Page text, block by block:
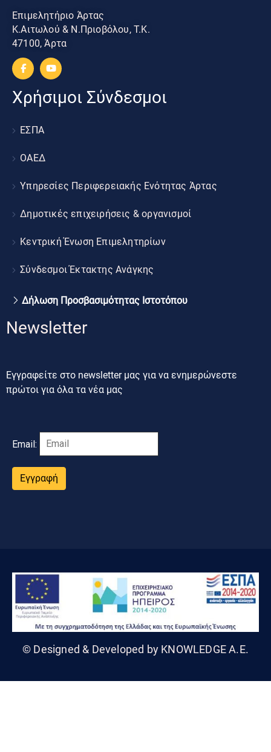
Επιμελητήριο Άρτας
Κ.Αιτωλού & Ν.Πριοβόλου, Τ.Κ.
47100, Άρτα
Χρήσιμοι Σύνδεσμοι
ΕΣΠΑ
ΟΑΕΔ
Υπηρεσίες Περιφερειακής Ενότητας Άρτας
Δημοτικές επιχειρήσεις & οργανισμοί
Κεντρική Ένωση Επιμελητηρίων
Σύνδεσμοι Έκτακτης Ανάγκης
Δήλωση Προσβασιμότητας Ιστοτόπου
Newsletter
Εγγραφείτε στο newsletter μας για να ενημερώνεστε
πρώτοι για όλα τα νέα μας
Email:
Εγγραφή
© Designed & Developed by KNOWLEDGE A.E.